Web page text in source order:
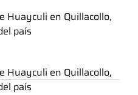
Huayculi en Quillacollo,
país
Huayculi en Quillacollo,
país